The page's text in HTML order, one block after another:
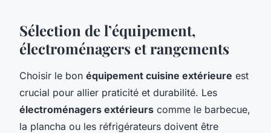
Sélection de l’équipement,
électroménagers et rangements
Choisir le bon équipement cuisine extérieure est
crucial pour allier praticité et durabilité. Les
électroménagers extérieurs comme le barbecue,
la plancha ou les réfrigérateurs doivent être